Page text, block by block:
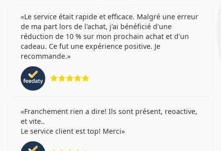
Le service était rapide et efficace. Malgré une erreur
de ma part lors de l'achat, j'ai bénéficié d'une
réduction de 10 % sur mon prochain achat et d'un
cadeau. Ce fut une expérience positive. Je
recommande.
Franchement rien a dire! Ils sont présent, reoactive,
et vite..
Le service client est top! Merci